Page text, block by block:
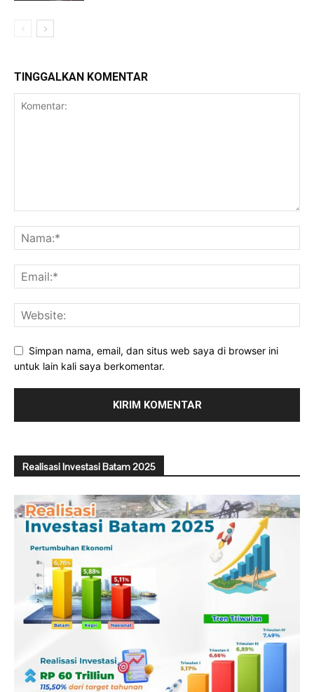
TINGGALKAN KOMENTAR
Simpan nama, email, dan situs web saya di browser ini
untuk lain kali saya berkomentar.
Realisasi Investasi Batam 2025